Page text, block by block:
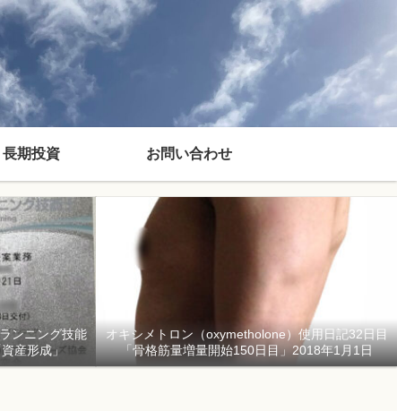
長期投資 お問い合わせ
ンニング技能
産形成」
オキシメトロン（oxymetholone）使用日記32日目
「骨格筋量増量開始150日目」2018年1月1日